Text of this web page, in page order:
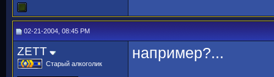
02-21-2004, 08:45 PM
ZETT
Старый алкоголик
например?...